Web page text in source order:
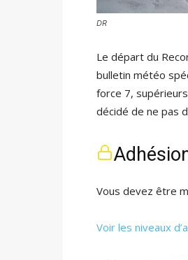
DR
Le départ du
bulletin météo
force 7,
décidé de ne pas
Vous devez être
Voir les niveaux